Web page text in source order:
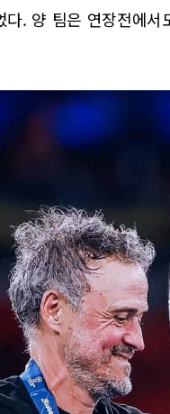
다. 양 팀은 연장전에